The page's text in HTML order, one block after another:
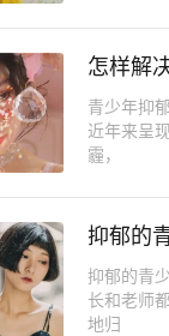
怎样解
青少年抑
近年来呈
霾，
抑郁的
抑郁的青
长和老师
地归